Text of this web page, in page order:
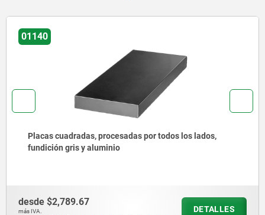
01060
Bases de acero
desde $2,299.04
más IVA.
DETALLES